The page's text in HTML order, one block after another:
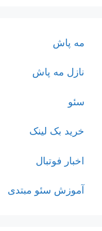
مه پاش
نازل مه پاش
سئو
خرید بک لینک
اخبار فوتبال
آموزش سئو مبتدی